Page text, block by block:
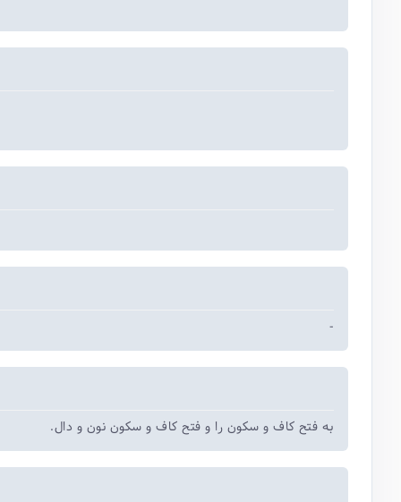
-
به فتح کاف و سکون را و فتح کاف و سکون نون و دال.